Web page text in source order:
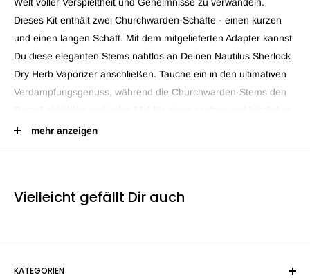
Dieses Kit enthält zwei Churchwarden-Schäfte - einen kurzen
und einen langen Schaft. Mit dem mitgelieferten Adapter kannst
Du diese eleganten Stems nahtlos an Deinen Nautilus Sherlock
Dry Herb Vaporizer anschließen. Tauche ein in den ultimativen
Verdampfungsgenuss, während die Churchwarden-Stems den
Zug sorgen!
mehr anzeigen
Vielleicht gefällt Dir auch
KATEGORIEN